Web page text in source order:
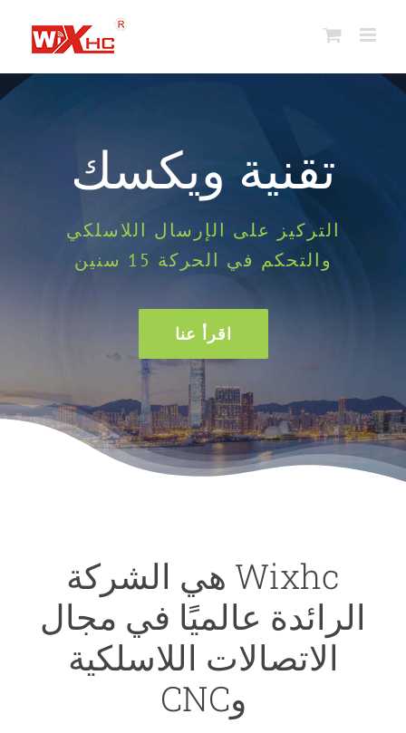
تقنية ويكسك
التركيز على الإرسال اللاسلكي
والتحكم في الحركة 15 سنين
اقرأ عنا
Wixhc هي الشركة
الرائدة عالميًا في مجال
الاتصالات اللاسلكية
وCNC